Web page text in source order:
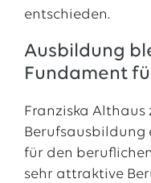
entschieden.
Ausbildung
Fundament
Franziska
Berufsausbildung
für den
sehr attraktive